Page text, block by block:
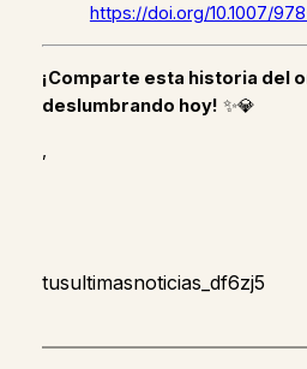
https://doi.org/10.1007/
¡Comparte esta historia del
deslumbrando hoy! ✨💎
,
tusultimasnoticias_df6zj5